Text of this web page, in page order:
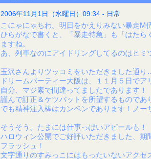
2006年11月1日（水曜日）09:34 - 日常
こにゃにゃちわ。明日をかえりみない暴走M
ひらがなで書くと、「暴走特急」も「はたら
ますね。
あ、列車なのにアイドリングしてるのはヒミ
玉沢さんよりツッコミをいただきました通
ドリームパーティー大阪は、１１月５日でア
自分、マジ素で間違ってましたであります！
謹んで訂正＆ケツバットを所望するものであ
でも精神注入棒はカンベンであります！ノー
そうそう。たまには仕事っぽいアピールも！
ハロウィン公開でご好評いただきました、期
フラッシュ！
文字通りのすみっこにはもったいないアクセ